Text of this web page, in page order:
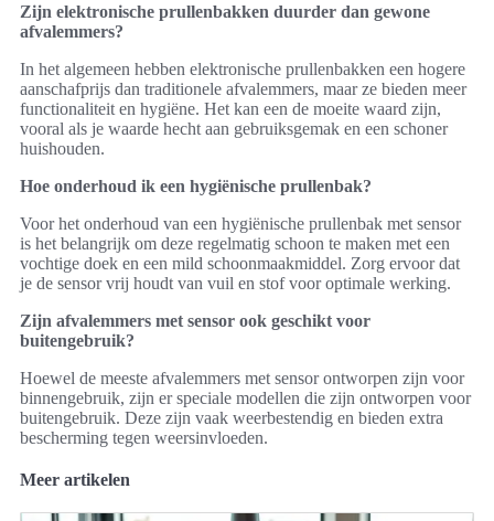
Zijn elektronische prullenbakken duurder dan gewone
afvalemmers?
In het algemeen hebben elektronische prullenbakken een hogere
aanschafprijs dan traditionele afvalemmers, maar ze bieden meer
functionaliteit en hygiëne. Het kan een de moeite waard zijn,
vooral als je waarde hecht aan gebruiksgemak en een schoner
huishouden.
Hoe onderhoud ik een hygiënische prullenbak?
Voor het onderhoud van een hygiënische prullenbak met sensor
is het belangrijk om deze regelmatig schoon te maken met een
vochtige doek en een mild schoonmaakmiddel. Zorg ervoor dat
je de sensor vrij houdt van vuil en stof voor optimale werking.
Zijn afvalemmers met sensor ook geschikt voor
buitengebruik?
Hoewel de meeste afvalemmers met sensor ontworpen zijn voor
binnengebruik, zijn er speciale modellen die zijn ontworpen voor
buitengebruik. Deze zijn vaak weerbestendig en bieden extra
bescherming tegen weersinvloeden.
Meer artikelen